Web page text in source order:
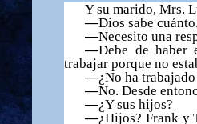
Y su marido, Mrs.
—Dios sabe cuánto.
—Necesito una
—Debe de haber
trabajar porque no
—¿No ha
—No. Desde
—¿Y sus hijos?
—¿Hijos? Frank y